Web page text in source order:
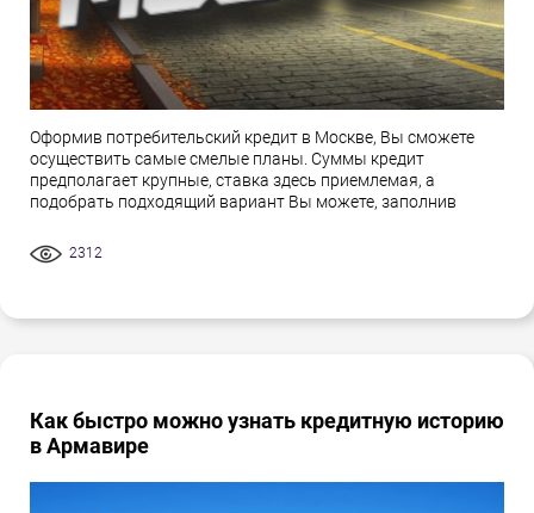
Оформив потребительский кредит в Москве, Вы сможете
осуществить самые смелые планы. Суммы кредит
предполагает крупные, ставка здесь приемлемая, а
подобрать подходящий вариант Вы можете, заполнив
2312
Как быстро можно узнать кредитную историю
в Армавире